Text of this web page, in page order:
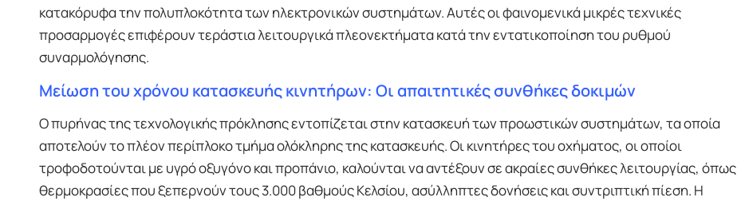
κατακόρυφα την πολυπλοκότητα των ηλεκτρονικών συστημάτων. Αυτές οι φαινομενικά μικρές τεχνικές
προσαρμογές επιφέρουν τεράστια λειτουργικά πλεονεκτήματα κατά την εντατικοποίηση του ρυθμού
συναρμολόγησης.
Μείωση του χρόνου κατασκευής κινητήρων: Οι απαιτητικές συνθήκες δοκιμών
Ο πυρήνας της τεχνολογικής πρόκλησης εντοπίζεται στην κατασκευή των προωστικών συστημάτων, τα οποία
αποτελούν το πλέον περίπλοκο τμήμα ολόκληρης της κατασκευής. Οι κινητήρες του οχήματος, οι οποίοι
τροφοδοτούνται με υγρό οξυγόνο και προπάνιο, καλούνται να αντέξουν σε ακραίες συνθήκες λειτουργίας, όπως
θερμοκρασίες που ξεπερνούν τους 3.000 βαθμούς Κελσίου, ασύλληπτες δονήσεις και συντριπτική πίεση. Η